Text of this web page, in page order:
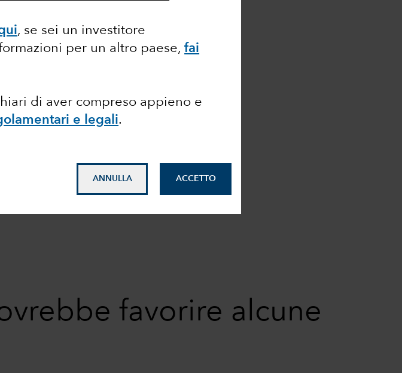
, se sei un investitore
per un altro paese,fai
di aver compreso appieno e
e legali.
ANNULLA ACCETTO
favorire alcune